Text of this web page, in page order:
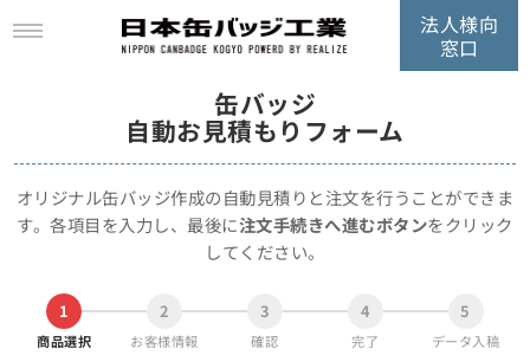
法人様向
窓口
缶バッジ
自動お見積もりフォーム
オリジナル缶バッジ作成の自動見積りと注文を行うことができま
す。各項目を入力し、最後に注文手続きへ進むボタンをクリック
してください。
1
商品選択
2
お客様情報
3
確認
4
完了
5
データ入稿